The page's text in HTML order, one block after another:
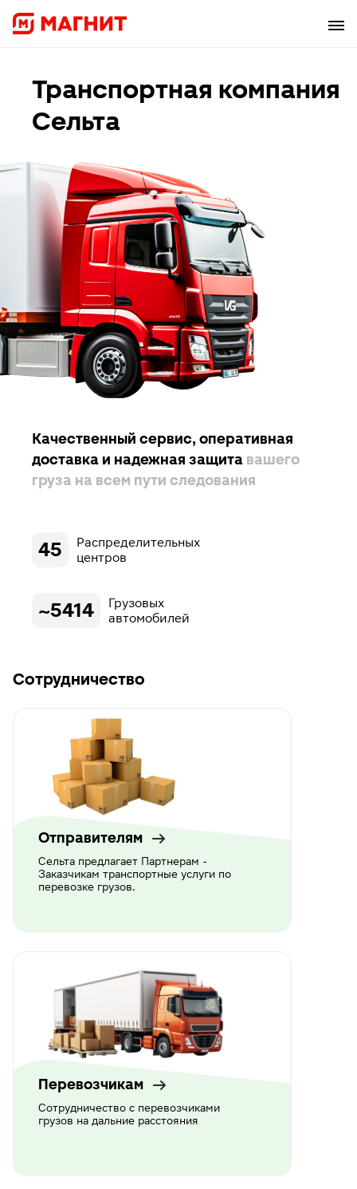
Транспортная компания
Сельта
Качественный сервис, оперативная
доставка и надежная защита вашего
груза на всем пути следования
45
Распределительных
центров
~5414
Грузовых
автомобилей
Сотрудничество
Отправителям
Сельта предлагает Партнерам -
Заказчикам транспортные услуги по
перевозке грузов.
Перевозчикам
Сотрудничество с перевозчиками
грузов на дальние расстояния